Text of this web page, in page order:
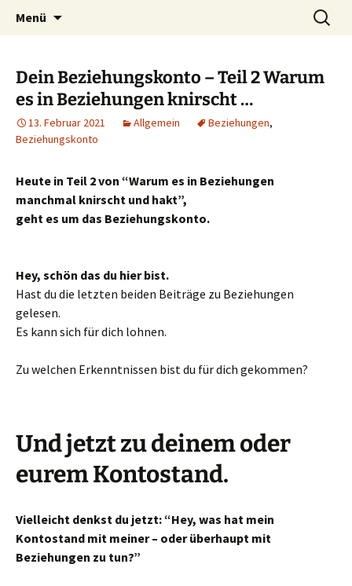
Lebensfreude-Akademie
Lerne deinen stressigen Alltag mit mehr
Freude und Gelassenheit erfolgreich meistern
Menü
Suchen
nach:
Dein Beziehungskonto – Teil 2 Warum
es in Beziehungen knirscht …
13. Februar 2021 Allgemein Beziehungen,
Beziehungskonto
Heute in Teil 2 von “Warum es in Beziehungen
manchmal knirscht und hakt”,
geht es um das Beziehungskonto.
Hey, schön das du hier bist.
Hast du die letzten beiden Beiträge zu Beziehungen
gelesen.
Es kann sich für dich lohnen.
Zu welchen Erkenntnissen bist du für dich gekommen?
Und jetzt zu deinem oder
eurem Kontostand.
Vielleicht denkst du jetzt: “Hey, was hat mein
Kontostand mit meiner – oder überhaupt mit
Beziehungen zu tun?”